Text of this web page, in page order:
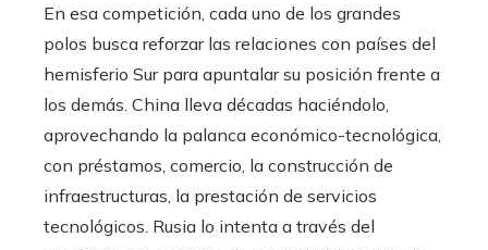
En esa competición, cada uno de los grandes
polos busca reforzar las relaciones con países del
hemisferio Sur para apuntalar su posición frente a
los demás. China lleva décadas haciéndolo,
aprovechando la palanca económico-tecnológica,
con préstamos, comercio, la construcción de
infraestructuras, la prestación de servicios
tecnológicos. Rusia lo intenta a través del